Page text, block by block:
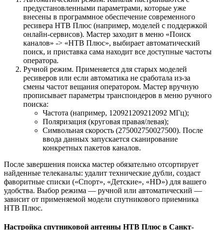
предустановленными параметрами, которые уже
внесены в программное обеспечение современного
ресивера НТВ Плюс (например, моделей с поддержкой
онлайн-сервисов). Мастер заходит в меню «Поиск
каналов» -> «НТВ Плюс», выбирает автоматический
поиск, и приставка сама находит все доступные частоты
оператора.
Ручной режим. Применяется для старых моделей
ресиверов или если автоматика не сработала из-за
смены частот вещания оператором. Мастер вручную
прописывает параметры транспондеров в меню ручного
поиска:
Частота (например, 120921209212092 МГц);
Поляризация (круговая правая/левая);
Символьная скорость (275002750027500). После
ввода данных запускается сканирование
конкретных пакетов каналов.
После завершения поиска мастер обязательно отсортирует
найденные телеканалы: удалит технические дубли, создаст
фаворитные списки («Спорт», «Детские», «HD») для вашего
удобства. Выбор режима — ручной или автоматический —
зависит от применяемой модели спутникового приемника
НТВ Плюс.
Настройка спутниковой антенны НТВ Плюс в Санкт-